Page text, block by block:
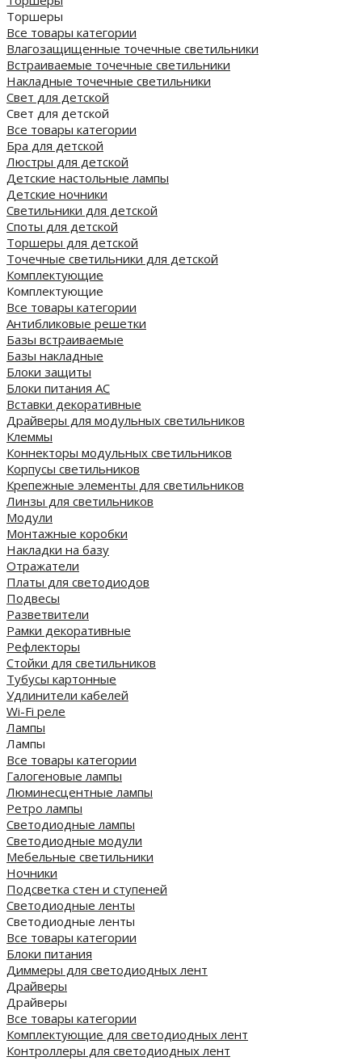
Торшеры
Все товары категории
Влагозащищенные точечные светильники
Встраиваемые точечные светильники
Накладные точечные светильники
Свет для детской
Свет для детской
Все товары категории
Бра для детской
Люстры для детской
Детские настольные лампы
Детские ночники
Светильники для детской
Споты для детской
Торшеры для детской
Точечные светильники для детской
Комплектующие
Комплектующие
Все товары категории
Антибликовые решетки
Базы встраиваемые
Базы накладные
Блоки защиты
Блоки питания AC
Вставки декоративные
Драйверы для модульных светильников
Клеммы
Коннекторы модульных светильников
Корпусы светильников
Крепежные элементы для светильников
Линзы для светильников
Модули
Монтажные коробки
Накладки на базу
Отражатели
Платы для светодиодов
Подвесы
Разветвители
Рамки декоративные
Рефлекторы
Стойки для светильников
Тубусы картонные
Удлинители кабелей
Wi-Fi реле
Лампы
Лампы
Все товары категории
Галогеновые лампы
Люминесцентные лампы
Ретро лампы
Светодиодные лампы
Светодиодные модули
Мебельные светильники
Ночники
Подсветка стен и ступеней
Светодиодные ленты
Светодиодные ленты
Все товары категории
Блоки питания
Диммеры для светодиодных лент
Драйверы
Драйверы
Все товары категории
Комплектующие для светодиодных лент
Контроллеры для светодиодных лент